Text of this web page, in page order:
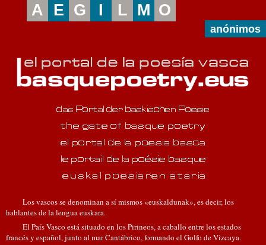
A E G I L M O
anónimos
Los vascos se denominan a sí mismos «euskaldunak», es decir, los
hablantes de la lengua euskara.
El País Vasco está situado en los Pirineos, a caballo entre los estados
francés y español, junto al mar Cantábrico, formando el Golfo de Vizcaya.